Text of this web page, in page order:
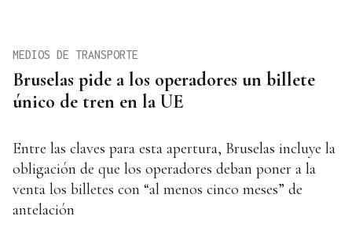
Bruselas pide a los operadores un billete
único de tren en la UE
MEDIOS DE TRANSPORTE
Entre las claves para esta apertura, Bruselas incluye la
obligación de que los operadores deban poner a la
venta los billetes con “al menos cinco meses” de
antelación